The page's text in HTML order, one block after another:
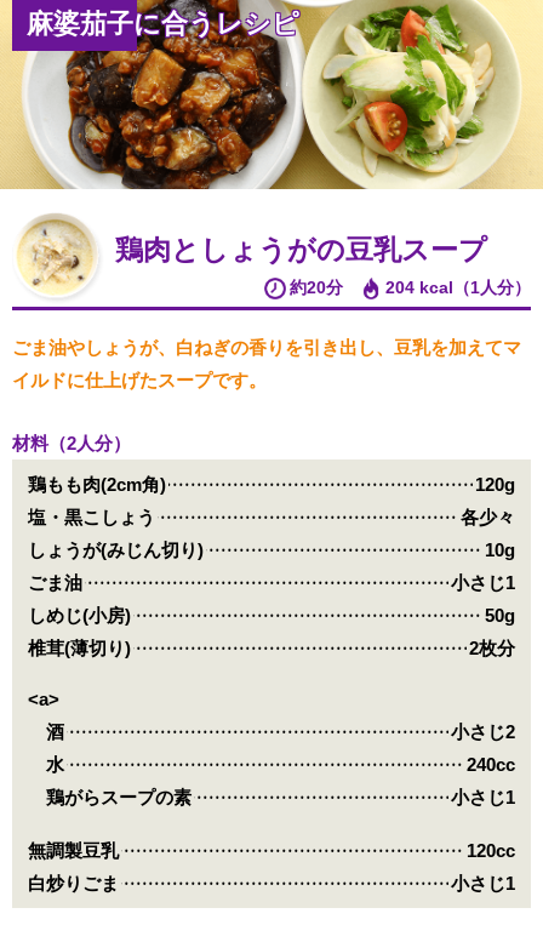
麻婆茄子に合うレシピ
鶏肉としょうがの豆乳スープ
約20分 204 kcal（1人分）
ごま油やしょうが、白ねぎの香りを引き出し、豆乳を加えてマ
イルドに仕上げたスープです。
材料（2人分）
鶏もも肉(2cm角)
120g
塩・黒こしょう
各少々
しょうが(みじん切り)
10g
ごま油
小さじ1
しめじ(小房)
50g
椎茸(薄切り)
2枚分
<a>
酒
小さじ2
水
240cc
鶏がらスープの素
小さじ1
無調製豆乳
120cc
白炒りごま
小さじ1